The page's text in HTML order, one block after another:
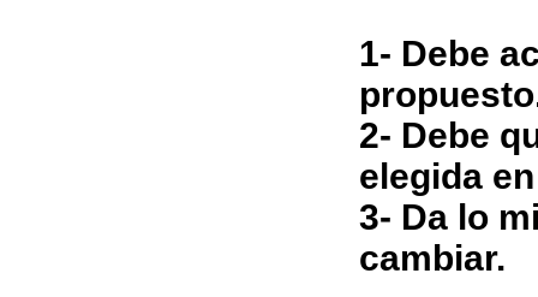
1- Debe
2- Debe
elegida
3- Da lo
cambiar.